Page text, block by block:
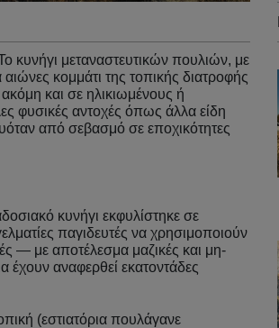
κυνήγι μεταναστευτικών πουλιών, με
κομμάτι της τοπικής διατροφής
και σε ηλικιωμένους ή
φυσικές αντοχές όπως άλλα είδη
από σεβασμό σε εποχικότητες
κυνήγι εκφυλίστηκε σε
παγιδευτές να χρησιμοποιούν
— με αποτέλεσμα μαζικές και μη-
έχουν αναφερθεί εκατοντάδες
(εστιατόρια πουλάγανε